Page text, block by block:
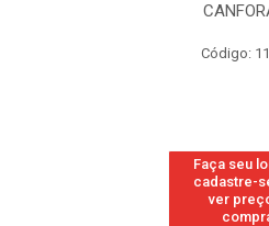
Código:
Faça seu
cadastre-
ver